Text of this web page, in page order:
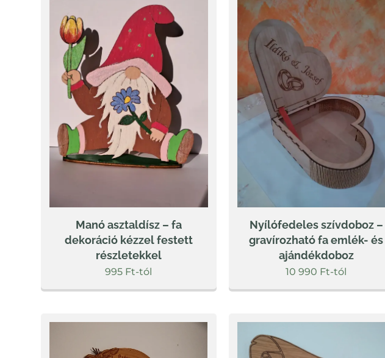
Manó asztaldísz – fa
dekoráció kézzel festett
részletekkel
995 Ft-tól
Nyílófedeles szívdoboz –
gravírozható fa emlék- és
ajándékdoboz
10 990 Ft-tól